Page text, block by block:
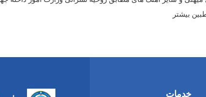
بیشتر
خدمات